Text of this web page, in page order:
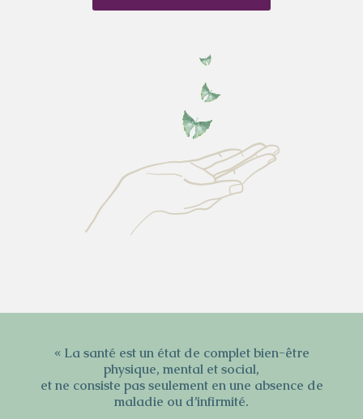
« La santé est un état de complet bien-être
physique, mental et social,
et ne consiste pas seulement en une absence de
maladie ou d’infirmité.